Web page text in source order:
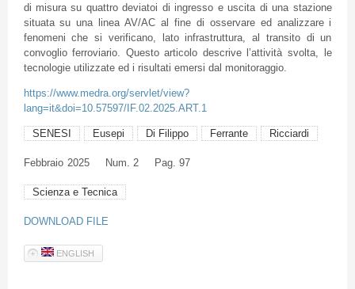
di misura su quattro deviatoi di ingresso e uscita di una stazione
situata su una linea AV/AC al fine di osservare ed analizzare i
fenomeni che si verificano, lato infrastruttura, al transito di un
convoglio ferroviario. Questo articolo descrive l’attività svolta, le
tecnologie utilizzate ed i risultati emersi dal monitoraggio.
https://www.medra.org/servlet/view?
lang=it&doi=10.57597/IF.02.2025.ART.1
SENESI Eusepi Di Filippo Ferrante Ricciardi
Febbraio 2025 Num. 2 Pag. 97
Scienza e Tecnica
DOWNLOAD FILE
ENGLISH